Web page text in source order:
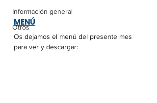
Información general
Otros
MENÚ
Os dejamos el menú del presente mes
para ver y descargar: